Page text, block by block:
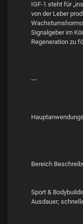
IGF-1 steht für
von der Leber
Signalgeber im
Regeneration zu
---
Bereich
Sport &
Ausdauer;